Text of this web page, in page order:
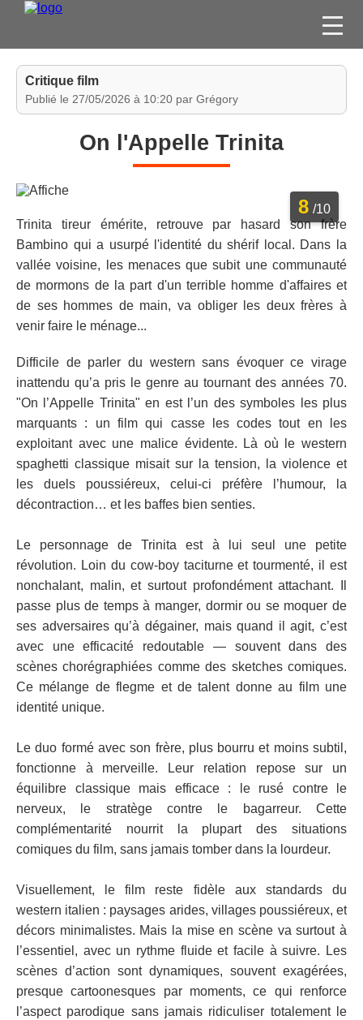
FILMS
JEUX VIDÉO
MEMBRE
Critique film
Publié le 27/05/2026 à 10:20 par Grégory
On l'Appelle Trinita
8 /10
Trinita tireur émérite, retrouve par hasard son frère
Bambino qui a usurpé l'identité du shérif local. Dans la
vallée voisine, les menaces que subit une communauté
de mormons de la part d'un terrible homme d'affaires et
de ses hommes de main, va obliger les deux frères à
venir faire le ménage...
Difficile de parler du western sans évoquer ce virage
inattendu qu’a pris le genre au tournant des années 70.
"On l’Appelle Trinita" en est l’un des symboles les plus
marquants : un film qui casse les codes tout en les
exploitant avec une malice évidente. Là où le western
spaghetti classique misait sur la tension, la violence et
les duels poussiéreux, celui-ci préfère l’humour, la
décontraction… et les baffes bien senties.
Le personnage de Trinita est à lui seul une petite
révolution. Loin du cow-boy taciturne et tourmenté, il est
nonchalant, malin, et surtout profondément attachant. Il
passe plus de temps à manger, dormir ou se moquer de
ses adversaires qu’à dégainer, mais quand il agit, c’est
avec une efficacité redoutable — souvent dans des
scènes chorégraphiées comme des sketches comiques.
Ce mélange de flegme et de talent donne au film une
identité unique.
Le duo formé avec son frère, plus bourru et moins subtil,
fonctionne à merveille. Leur relation repose sur un
équilibre classique mais efficace : le rusé contre le
nerveux, le stratège contre le bagarreur. Cette
complémentarité nourrit la plupart des situations
comiques du film, sans jamais tomber dans la lourdeur.
Visuellement, le film reste fidèle aux standards du
western italien : paysages arides, villages poussiéreux, et
décors minimalistes. Mais la mise en scène va surtout à
l’essentiel, avec un rythme fluide et facile à suivre. Les
scènes d’action sont dynamiques, souvent exagérées,
presque cartoonesques par moments, ce qui renforce
l’aspect parodique sans jamais ridiculiser totalement le